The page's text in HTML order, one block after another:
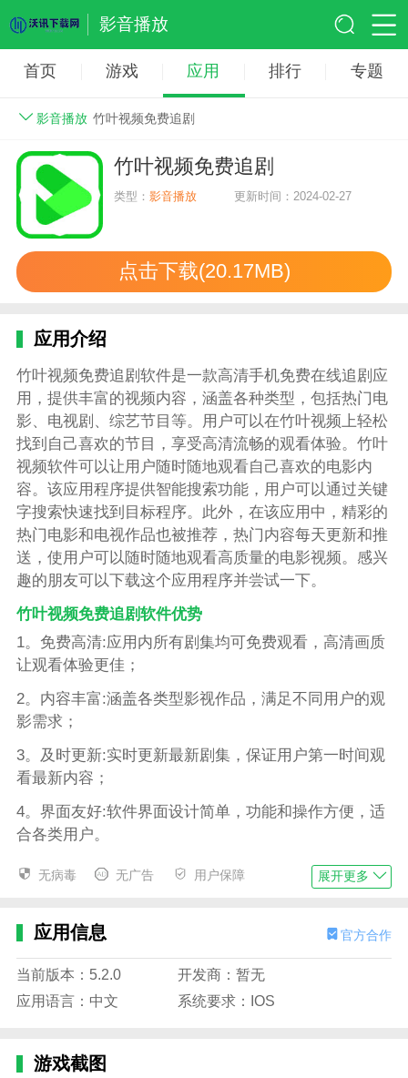
影音播放
首页 游戏 应用 排行 专题
影音播放 竹叶视频免费追剧
竹叶视频免费追剧
类型：影音播放 更新时间：2024-02-27
点击下载(20.17MB)
应用介绍
竹叶视频免费追剧软件是一款高清手机免费在线追剧应
用，提供丰富的视频内容，涵盖各种类型，包括热门电
影、电视剧、综艺节目等。用户可以在竹叶视频上轻松
找到自己喜欢的节目，享受高清流畅的观看体验。竹叶
视频软件可以让用户随时随地观看自己喜欢的电影内
容。该应用程序提供智能搜索功能，用户可以通过关键
字搜索快速找到目标程序。此外，在该应用中，精彩的
热门电影和电视作品也被推荐，热门内容每天更新和推
送，使用户可以随时随地观看高质量的电影视频。感兴
趣的朋友可以下载这个应用程序并尝试一下。
竹叶视频免费追剧软件优势
1。免费高清:应用内所有剧集均可免费观看，高清画质
让观看体验更佳；
2。内容丰富:涵盖各类型影视作品，满足不同用户的观
影需求；
3。及时更新:实时更新最新剧集，保证用户第一时间观
看最新内容；
4。界面友好:软件界面设计简单，功能和操作方便，适
合各类用户。
竹叶视频免费追剧软件功能
看电视剧；
剧集在本地观看；
3。播放控制:提供播放进度控制、倍速播放等功能，方
4。多设备支持:支持多设备登录，用户可以在不同设备
无病毒 无广告 用户保障 展开更多
应用信息 官方合作
当前版本：5.2.0
开发商：暂无
应用语言：中文
系统要求：IOS
游戏截图